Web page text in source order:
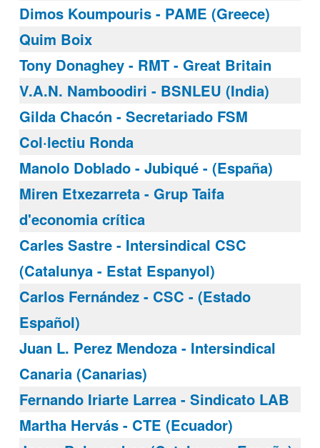
Dimos Koumpouris - PAME (Greece)
Quim Boix
Tony Donaghey - RMT - Great Britain
V.A.N. Namboodiri - BSNLEU (India)
Gilda Chacón - Secretariado FSM
Col·lectiu Ronda
Manolo Doblado - Jubiqué - (España)
Miren Etxezarreta - Grup Taifa
d'economia crítica
Carles Sastre - Intersindical CSC
(Catalunya - Estat Espanyol)
Carlos Fernández - CSC - (Estado
Español)
Juan L. Perez Mendoza - Intersindical
Canaria (Canarias)
Fernando Iriarte Larrea - Sindicato LAB
Martha Hervás - CTE (Ecuador)